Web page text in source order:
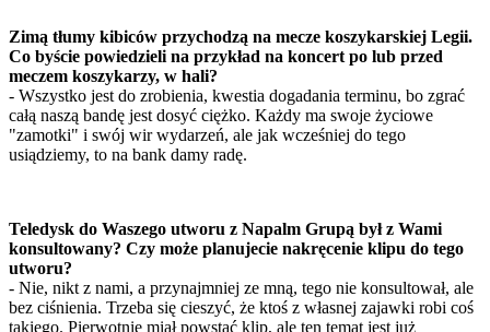
Zimą tłumy kibiców przychodzą na mecze koszykarskiej Legii.
Co byście powiedzieli na przykład na koncert po lub przed
meczem koszykarzy, w hali?
- Wszystko jest do zrobienia, kwestia dogadania terminu, bo zgrać
całą naszą bandę jest dosyć ciężko. Każdy ma swoje życiowe
"zamotki" i swój wir wydarzeń, ale jak wcześniej do tego
usiądziemy, to na bank damy radę.
Teledysk do Waszego utworu z Napalm Grupą był z Wami
konsultowany? Czy może planujecie nakręcenie klipu do tego
utworu?
- Nie, nikt z nami, a przynajmniej ze mną, tego nie konsultował, ale
bez ciśnienia. Trzeba się cieszyć, że ktoś z własnej zajawki robi coś
takiego. Pierwotnie miał powstać klip, ale ten temat jest już